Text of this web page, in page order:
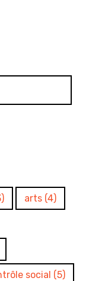
arts (4)
social (5)